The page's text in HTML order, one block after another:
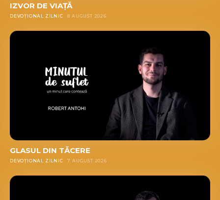
IZVOR DE VIAȚĂ
DEVOȚIONAL ZILNIC 8 AUGUST 2026
GLASUL DIN TĂCERE
DEVOȚIONAL ZILNIC 7 AUGUST 2026